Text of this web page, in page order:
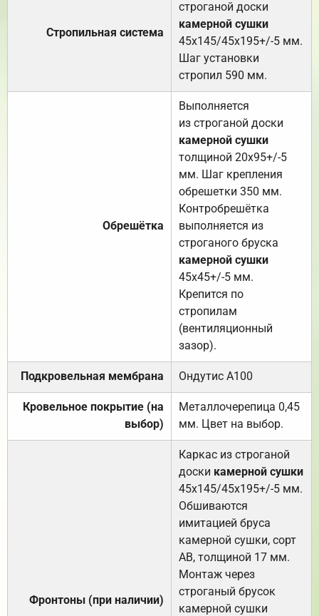
Стропильная система
строганой доски
камерной сушки
45х145/45х195+/-5 мм.
Шаг установки
стропил 590 мм.
Обрешётка
Выполняется
из строганой доски
камерной сушки
толщиной 20х95+/-5
мм. Шаг крепления
обрешетки 350 мм.
Контробрешётка
выполняется из
строганого бруска
камерной сушки
45х45+/-5 мм.
Крепится по
стропилам
(вентиляционный
зазор).
Подкровельная мембрана Ондутис А100
Кровельное покрытие (на
выбор)
Металлочерепица 0,45
мм. Цвет на выбор.
Фронтоны (при наличии)
Каркас из строганой
доски камерной сушки
45х145/45х195+/-5 мм.
Обшиваются
имитацией бруса
камерной сушки, сорт
АВ, толщиной 17 мм.
Монтаж через
строганый брусок
камерной сушки